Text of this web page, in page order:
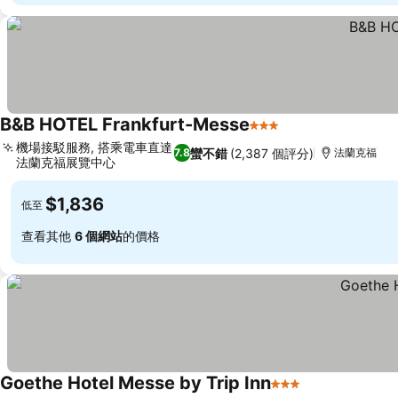
B&B HOTEL Frankfurt-Messe3 星級
7.8蠻不錯 (2,387 個評分)
機場接駁服務, 搭乘電車直達
法蘭克福展覽中心
法蘭克福
低至 $1,836
查看其他 6 個網站的價格
Goethe Hotel Messe by Trip Inn3 星級